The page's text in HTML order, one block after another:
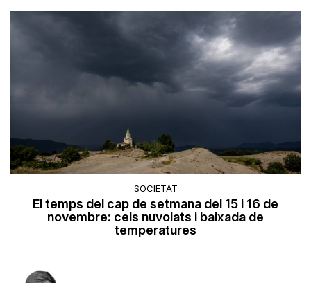
SOCIETAT
El temps del cap de setmana del 15 i 16 de
novembre: cels nuvolats i baixada de
temperatures